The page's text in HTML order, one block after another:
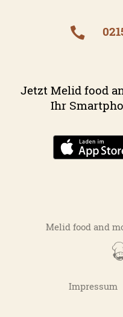
Jetzt Melid food
Ihr
Melid food and
Impressum